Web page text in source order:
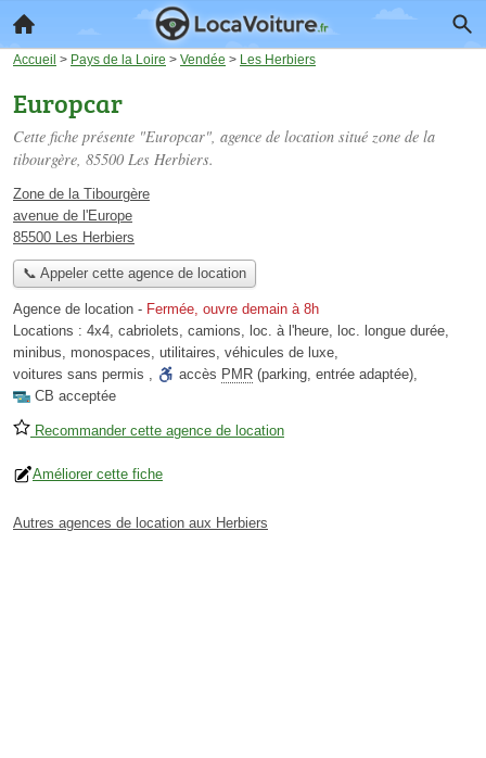
Accueil > Pays de la Loire > Vendée > Les Herbiers
Europcar
Cette fiche présente "Europcar", agence de location situé zone de la
tibourgère, 85500 Les Herbiers.
Zone de la Tibourgère
avenue de l'Europe
85500 Les Herbiers
📞 Appeler cette agence de location
Agence de location - Fermée, ouvre demain à 8h
Locations : 4x4, cabriolets, camions, loc. à l'heure, loc. longue durée,
minibus, monospaces, utilitaires, véhicules de luxe,
voitures sans permis , accès PMR (parking, entrée adaptée),
CB acceptée
Recommander cette agence de location
Améliorer cette fiche
Autres agences de location aux Herbiers